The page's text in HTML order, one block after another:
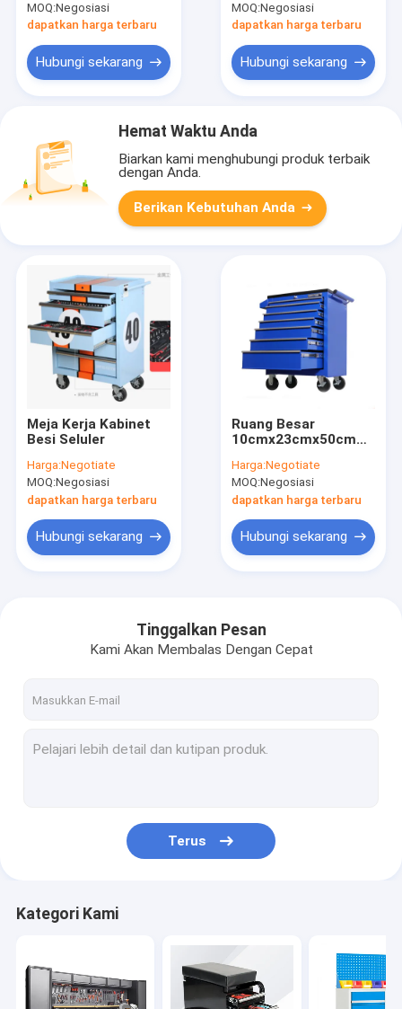
Rumah
Tentang kita
Kerja Dada
MOQ:Negosiasi
dapatkan harga terbaru
Hubungi sekarang
MOQ:Negosiasi
dapatkan harga terbaru
Hubungi sekarang
Hemat Waktu Anda
Biarkan kami menghubungi produk terbaik
dengan Anda.
Berikan Kebutuhan Anda
Meja Kerja Kabinet
Besi Seluler
Harga:Negotiate
MOQ:Negosiasi
dapatkan harga terbaru
Hubungi sekarang
Ruang Besar
10cmx23cmx50cm
Alat Logam
Harga:Negotiate
MOQ:Negosiasi
dapatkan harga terbaru
Hubungi sekarang
Tinggalkan Pesan
Kami Akan Membalas Dengan Cepat
Terus
Kategori Kami